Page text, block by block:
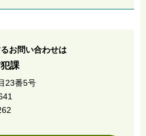
お問い合わせは
課
23番5号